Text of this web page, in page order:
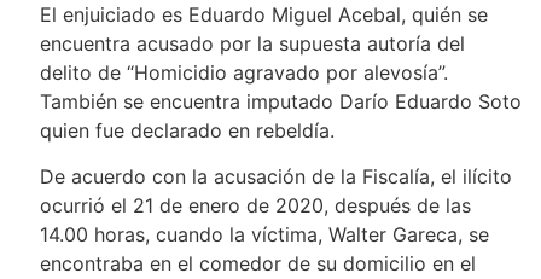
El enjuiciado es Eduardo Miguel Acebal, quién se
encuentra acusado por la supuesta autoría del
delito de “Homicidio agravado por alevosía”.
También se encuentra imputado Darío Eduardo Soto
quien fue declarado en rebeldía.
De acuerdo con la acusación de la Fiscalía, el ilícito
ocurrió el 21 de enero de 2020, después de las
14.00 horas, cuando la víctima, Walter Gareca, se
encontraba en el comedor de su domicilio en el